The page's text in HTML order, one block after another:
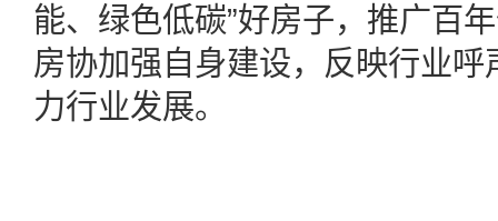
能、绿色低碳”好房子，推广百
房协加强自身建设，反映行业
力行业发展。